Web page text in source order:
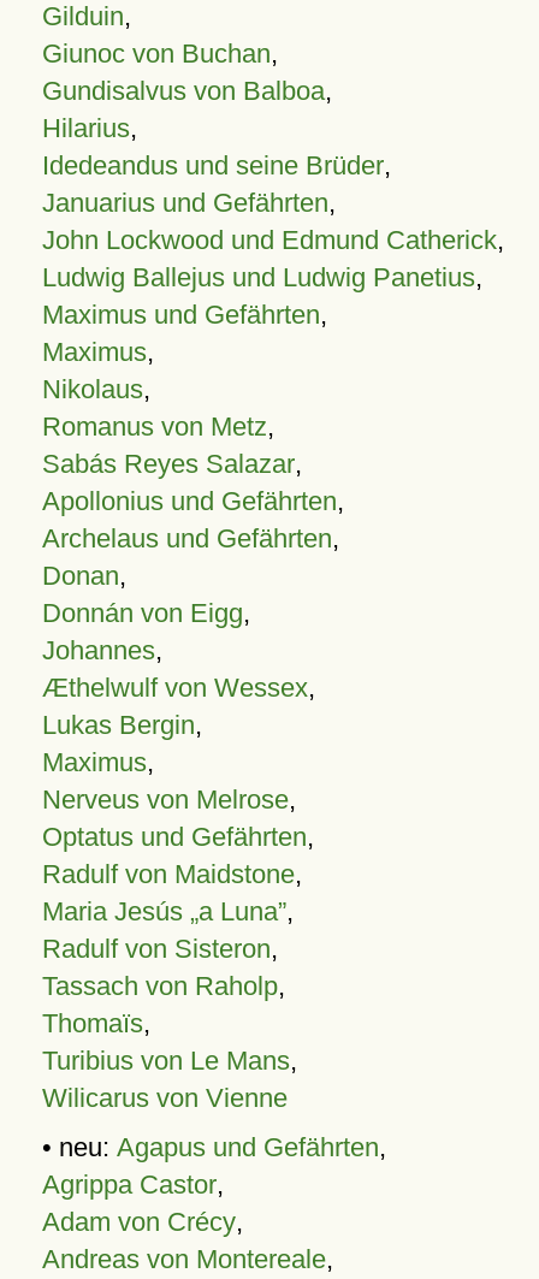
Gilduin,
Giunoc von Buchan,
Gundisalvus von Balboa,
Hilarius,
Idedeandus und seine Brüder,
Januarius und Gefährten,
John Lockwood und Edmund Catherick,
Ludwig Ballejus und Ludwig Panetius,
Maximus und Gefährten,
Maximus,
Nikolaus,
Romanus von Metz,
Sabás Reyes Salazar,
Apollonius und Gefährten,
Archelaus und Gefährten,
Donan,
Donnán von Eigg,
Johannes,
Æthelwulf von Wessex,
Lukas Bergin,
Maximus,
Nerveus von Melrose,
Optatus und Gefährten,
Radulf von Maidstone,
Maria Jesús „a Luna”,
Radulf von Sisteron,
Tassach von Raholp,
Thomaïs,
Turibius von Le Mans,
Wilicarus von Vienne
• neu: Agapus und Gefährten,
Agrippa Castor,
Adam von Crécy,
Andreas von Montereale,